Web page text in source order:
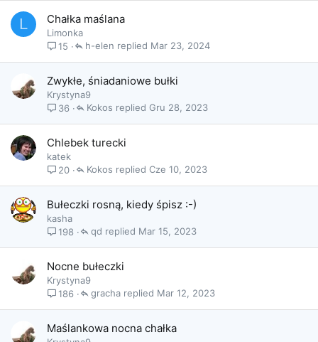
L Chałka maślana
Limonka
15
Mar 23, 2024
h-elen
Zwykłe, śniadaniowe bułki
Krystyna9
36
Gru 28, 2023
Kokos
Chlebek turecki
katek
20
Cze 10, 2023
Kokos
Bułeczki rosną, kiedy śpisz :-)
kasha
198
Mar 15, 2023
qd
Nocne bułeczki
Krystyna9
186
Mar 12, 2023
gracha
Maślankowa nocna chałka